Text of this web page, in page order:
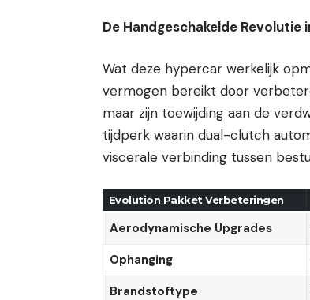
De Handgeschakelde Revolutie
Wat deze hypercar werkelijk
vermogen bereikt door
maar zijn toewijding aan de
tijdperk waarin dual-clutch
viscerale verbinding tussen
Evolution Pakket Verbeteringen
Aerodynamische Upgrades
Ophanging
Brandstoftype